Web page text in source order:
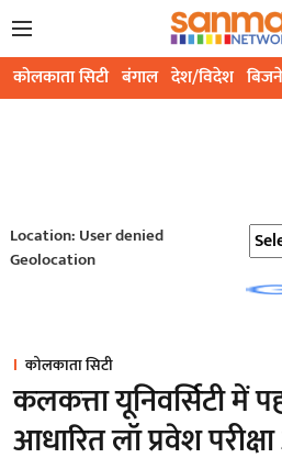
कोलकाता सिटी बंगाल देश/विदेश
Location: User denied
Geolocation
कोलकाता सिटी
कलकत्ता यूनिवर्सिटी में
आधारित लॉ प्रवेश